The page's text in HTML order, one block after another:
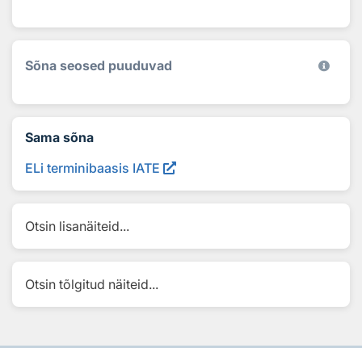
Sõna seosed puuduvad
Sama sõna
ELi terminibaasis IATE
Otsin lisanäiteid...
Otsin tõlgitud näiteid...